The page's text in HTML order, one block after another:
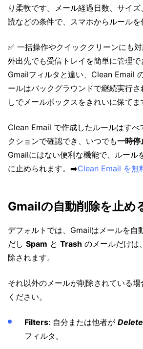
り柔軟です。メール経過日数、サイ
読などの条件で、スマホからルールを
✅ 一括操作やクイッククリーンにも対
外出先でも受信トレイを簡単に管理
Gmailフィルタと違い、Clean Email
ールはバックグラウンドで継続実行
しでメールボックスをきれいに保てま
Clean Email で作成したルールはすべ
クションで確認でき、いつでも一時停
Gmailにはない便利な機能で、ルール
に止められます。➡️Clean Email を無
Gmailの自動削除を止め
デフォルトでは、Gmailはメールを自
だし Spam と Trash のメールだけは、
除されます。
それ以外のメールが削除されている
ください。
Filters: 自分または他者が
フィルタ。